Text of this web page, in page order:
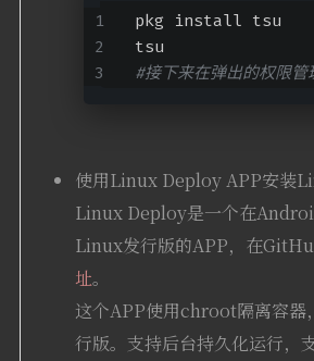
pkg install tsu
tsu
#接下来在弹出的权限管
使用Linux Deploy APP安装
Linux Deploy是一个在
Linux发行版的APP，在
址。
这个APP使用chroot隔离容器
行版。支持后台持久化运行，